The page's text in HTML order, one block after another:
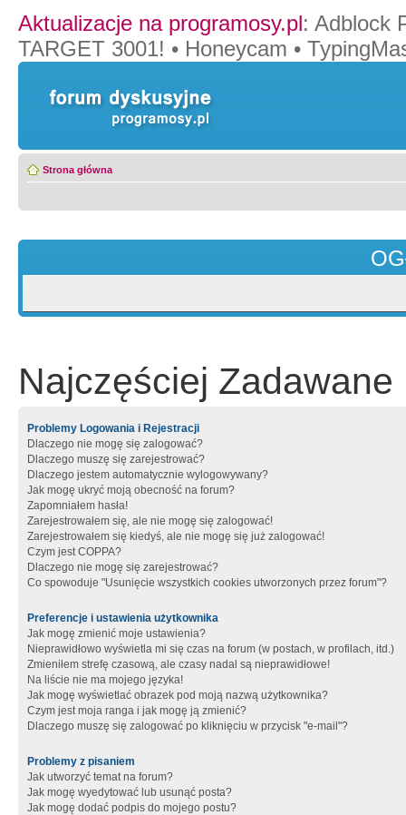
Aktualizacje na programosy.pl: Adblock
TARGET 3001! • Honeycam •
Strona główna
Najczęściej Zadawane
Problemy Logowania i Rejestracji
Dlaczego nie mogę się zalogować?
Dlaczego muszę się zarejestrować?
Dlaczego jestem automatycznie wylogowywany?
Jak mogę ukryć moją obecność na forum?
Zapomniałem hasła!
Zarejestrowałem się, ale nie mogę się zalogować!
Zarejestrowałem się kiedyś, ale nie mogę się już zalogować!
Czym jest COPPA?
Dlaczego nie mogę się zarejestrować?
Co spowoduje "Usunięcie wszystkich cookies utworzonych przez forum"?
Preferencje i ustawienia użytkownika
Jak mogę zmienić moje ustawienia?
Nieprawidłowo wyświetla mi się czas na forum (w postach, w profilach, itd.)
Zmieniłem strefę czasową, ale czasy nadal są nieprawidłowe!
Na liście nie ma mojego języka!
Jak mogę wyświetlać obrazek pod moją nazwą użytkownika?
Czym jest moja ranga i jak mogę ją zmienić?
Dlaczego muszę się zalogować po kliknięciu w przycisk "e-mail"?
Problemy z pisaniem
Jak utworzyć temat na forum?
Jak mogę wyedytować lub usunąć posta?
Jak mogę dodać podpis do mojego postu?